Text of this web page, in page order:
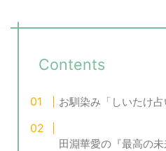
Contents
お馴染み「しいたけ占
田淵華愛の『最高の